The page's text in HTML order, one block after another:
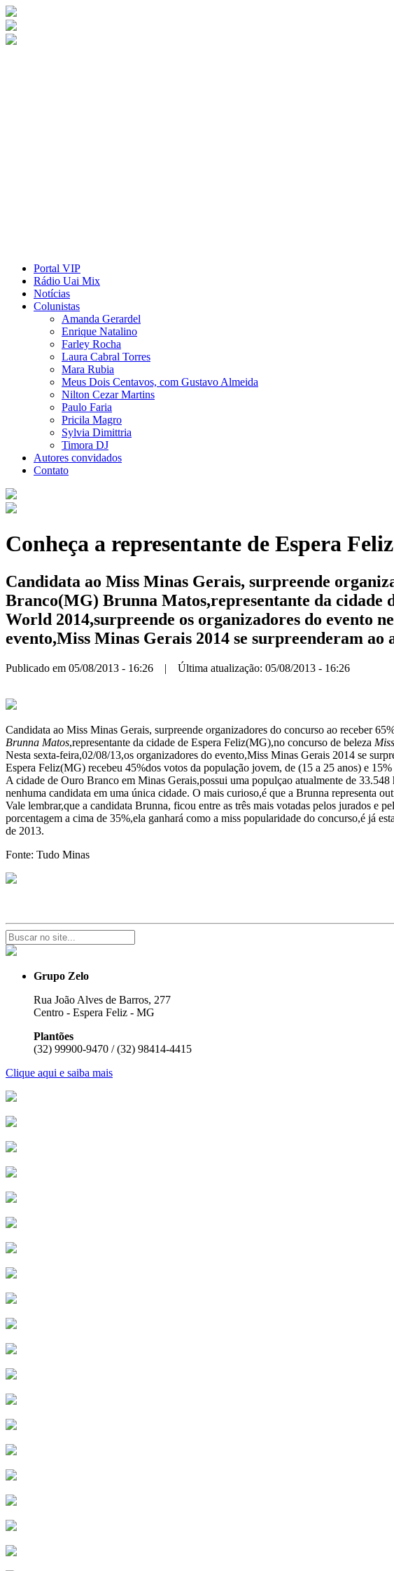
Portal VIP
Rádio Uai Mix
Notícias
Colunistas
Amanda Gerardel
Enrique Natalino
Farley Rocha
Laura Cabral Torres
Mara Rubia
Meus Dois Centavos, com Gustavo Almeida
Nilton Cezar Martins
Paulo Faria
Pricila Magro
Sylvia Dimittria
Timora DJ
Autores convidados
Contato
Conheça a representante de Espera
Candidata ao Miss Minas Gerais, surpreende
Branco(MG) Brunna Matos,representante da cidade
World 2014,surpreende os organizadores do evento
evento,Miss Minas Gerais 2014 se surpreenderam
Publicado em 05/08/2013 - 16:26 | Última atualização: 05/08/2013 - 16:26
Candidata ao Miss Minas Gerais, surpreende organizadores do concurso ao receber
Brunna Matos,representante da cidade de Espera Feliz(MG),no concurso de beleza
Nesta sexta-feira,02/08/13,os organizadores do evento,Miss Minas Gerais 2014 se
Espera Feliz(MG) recebeu 45%dos votos da população jovem, de (15 a 25 anos) e
A cidade de Ouro Branco em Minas Gerais,possui uma populçao atualmente de
nenhuma candidata em uma única cidade. O mais curioso,é que a Brunna representa
Vale lembrar,que a candidata Brunna, ficou entre as três mais votadas pelos jurados e
porcentagem a cima de 35%,ela ganhará como a miss popularidade do concurso,é já
de 2013.
Fonte: Tudo Minas
Grupo Zelo
Rua João Alves de Barros, 277
Centro - Espera Feliz - MG
Plantões
(32) 99900-9470 / (32) 98414-4415
Clique aqui e saiba mais